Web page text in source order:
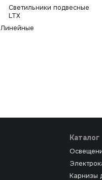
Светильники подвесные
LTX
Линейные
Каталог
Карнизы